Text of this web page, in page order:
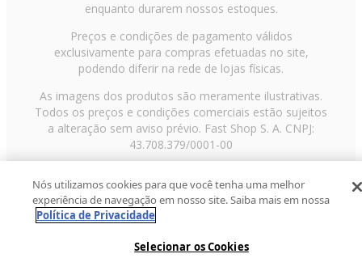
enquanto durarem nossos estoques.
Preços e condições de pagamento válidos
exclusivamente para compras efetuadas no site,
podendo diferir na rede de lojas físicas.
As imagens dos produtos são meramente ilustrativas.
Todos os preços e condições comerciais estão sujeitos
a alteração sem aviso prévio. Fast Shop S. A. CNPJ:
43.708.379/0001-00
Paulo/SP, CEP 02029-001, Telefone: 11 3003-3728 ©
2013 Fast Shop - Todos os direitos reservadosRF
Nós utilizamos cookies para que você tenha uma melhor
experiência de navegação em nosso site. Saiba mais em nossa
Política de Privacidade
Selecionar os Cookies